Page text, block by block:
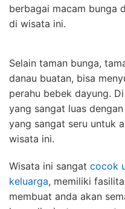
berbagai macam bunga
di wisata ini.
Selain taman bunga,
danau buatan, bisa
perahu bebek dayung.
yang sangat luas
yang sangat seru untuk
wisata ini.
Wisata ini sangat cocok
keluarga, memiliki
membuat anda akan